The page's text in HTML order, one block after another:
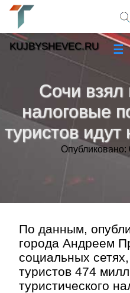
Сочи взял
налоговые
туристов
Опубликовано:
По данным,
города Андреем
социальных
туристов 474
туристического
KUJBYSHEVEC.RU ☰
Новости»
Тренды новостей»
Рубрики»
Контакт»